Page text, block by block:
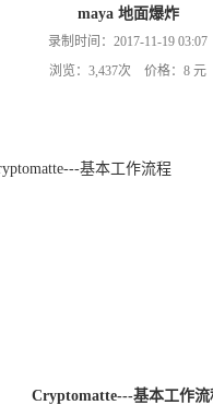
maya 地面爆炸
录制时间：2017-11-19 03:07
浏览：3,437次 价格：8 元
Cryptomatte---基本工作流